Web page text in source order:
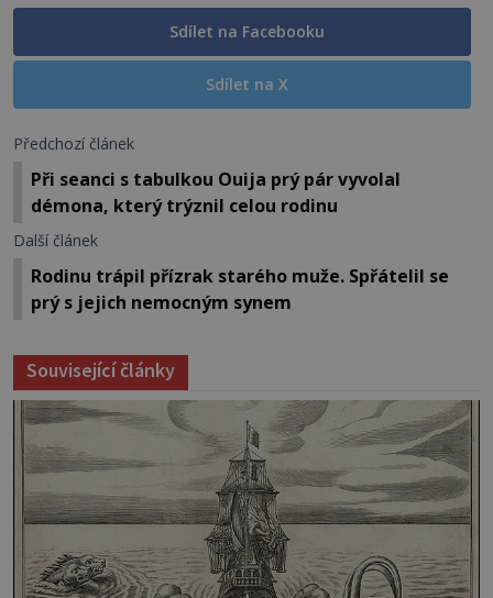
Sdílet na Facebooku
Sdílet na X
Předchozí článek
Při seanci s tabulkou Ouija prý pár vyvolal
démona, který trýznil celou rodinu
Další článek
Rodinu trápil přízrak starého muže. Spřátelil se
prý s jejich nemocným synem
Související články